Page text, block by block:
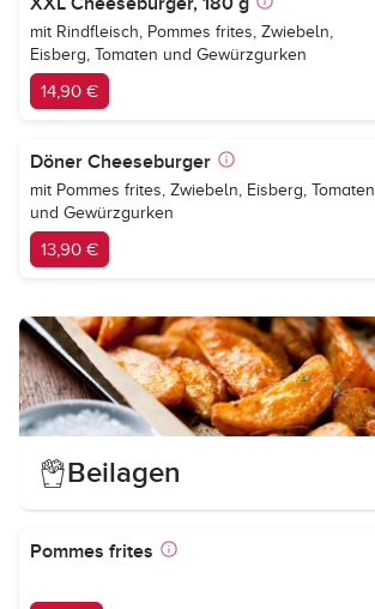
mit Rindfleisch, Pommes frites, Zwiebeln,
Eisberg, Tomaten und Gewürzgurken
14,90 €
Döner Cheeseburger
mit Pommes frites, Zwiebeln, Eisberg, Tomaten
und Gewürzgurken
13,90 €
Beilagen
Pommes frites